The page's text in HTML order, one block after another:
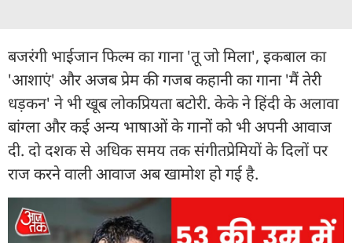
बजरंगी भाईजान फिल्म का गाना 'तू जो मिला', इकबाल का
'आशाएं' और अजब प्रेम की गजब कहानी का गाना 'मैं तेरी
धड़कन' ने भी खूब लोकप्रियता बटोरी. केके ने हिंदी के अलावा
बांग्ला और कई अन्य भाषाओं के गानों को भी अपनी आवाज
दी. दो दशक से अधिक समय तक संगीतप्रेमियों के दिलों पर
राज करने वाली आवाज अब खामोश हो गई है.